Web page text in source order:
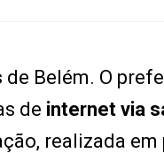
de Belém. O
de internet via
realizada em